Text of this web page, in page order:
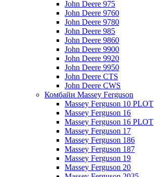
John Deere 975
John Deere 9760
John Deere 9780
John Deere 985
John Deere 9860
John Deere 9900
John Deere 9920
John Deere 9950
John Deere CTS
John Deere CWS
Комбайн Massey Ferguson
Massey Ferguson 10 PLOT
Massey Ferguson 16
Massey Ferguson 16 PLOT
Massey Ferguson 17
Massey Ferguson 186
Massey Ferguson 187
Massey Ferguson 19
Massey Ferguson 20